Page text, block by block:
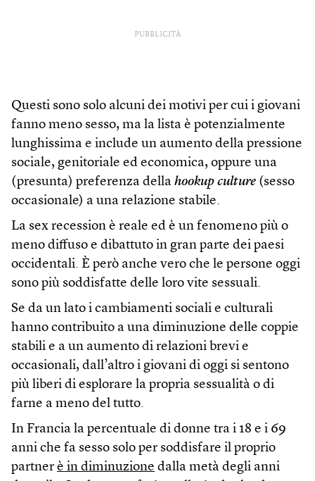
PUBBLICITÀ
Questi sono solo alcuni dei motivi per cui i giovani
fanno meno sesso, ma la lista è potenzialmente
lunghissima e include un aumento della pressione
sociale, genitoriale ed economica, oppure una
(presunta) preferenza della hookup culture (sesso
occasionale) a una relazione stabile.
La sex recession è reale ed è un fenomeno più o
meno diffuso e dibattuto in gran parte dei paesi
occidentali. È però anche vero che le persone oggi
sono più soddisfatte delle loro vite sessuali.
Se da un lato i cambiamenti sociali e culturali
hanno contribuito a una diminuzione delle coppie
stabili e a un aumento di relazioni brevi e
occasionali, dall’altro i giovani di oggi si sentono
più liberi di esplorare la propria sessualità o di
farne a meno del tutto.
In Francia la percentuale di donne tra i 18 e i 69
anni che fa sesso solo per soddisfare il proprio
partner è in diminuzione dalla metà degli anni